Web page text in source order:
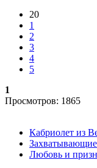
20
1
2
3
4
5
1
Просмотров: 1865
Кабриолет из
Любовь и